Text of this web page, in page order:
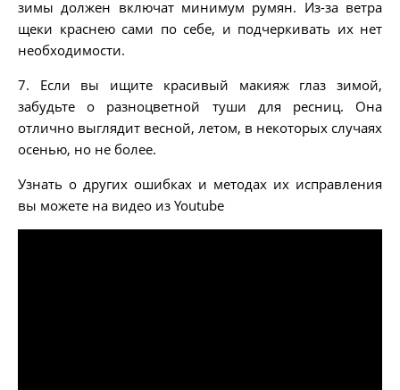
зимы должен включат минимум румян. Из-за ветра
щеки краснею сами по себе, и подчеркивать их нет
необходимости.
7. Если вы ищите красивый макияж глаз зимой,
забудьте о разноцветной туши для ресниц. Она
отлично выглядит весной, летом, в некоторых случаях
осенью, но не более.
Узнать о других ошибках и методах их исправления
вы можете на видео из Youtube